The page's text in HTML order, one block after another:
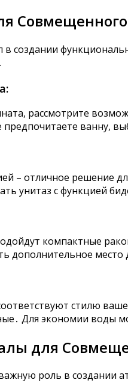
в создании
рассмотрите
предпочитаете ванну,
– отличное решение
унитаз с функцией
компактные
дополнительное
стилю
Для экономии воды
для
роль в создании